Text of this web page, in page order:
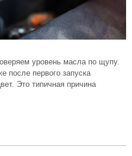
уровень масла по щупу.
после первого запуска
Это типичная причина